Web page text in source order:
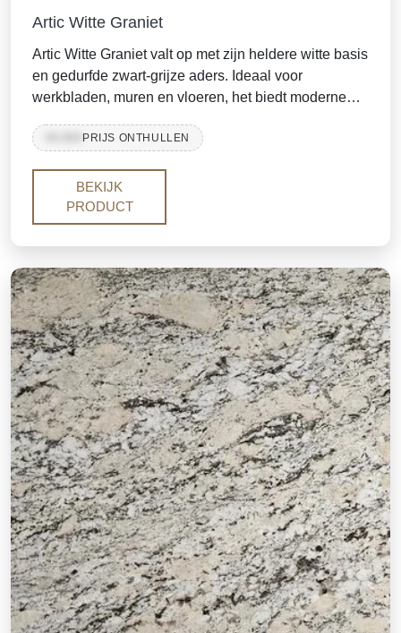
Artic Witte Graniet
Artic Witte Graniet valt op met zijn heldere witte basis
en gedurfde zwart-grijze aders. Ideaal voor
werkbladen, muren en vloeren, het biedt moderne
platen en tegels.PRIJS ONTHULLEN
BEKIJK
PRODUCT